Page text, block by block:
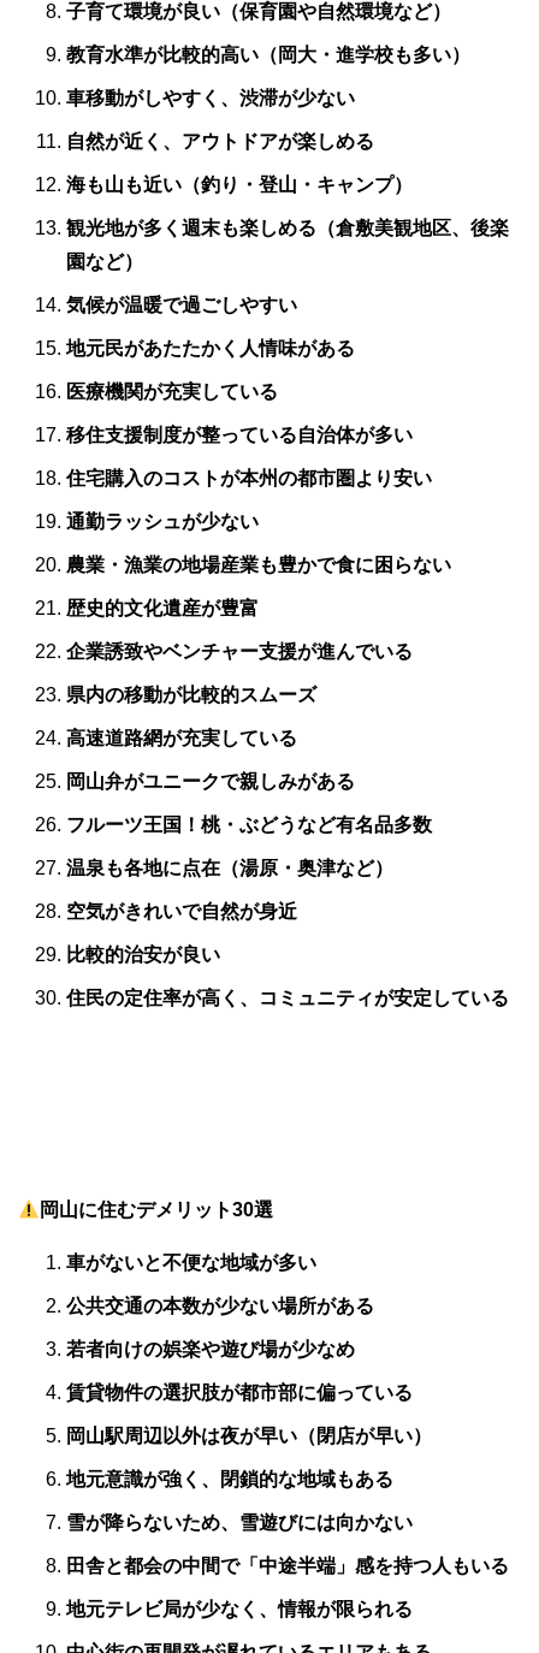
子育て環境が良い（保育園や自然環境など）
教育水準が比較的高い（岡大・進学校も多い）
車移動がしやすく、渋滞が少ない
自然が近く、アウトドアが楽しめる
海も山も近い（釣り・登山・キャンプ）
観光地が多く週末も楽しめる（倉敷美観地区、後楽
園など）
気候が温暖で過ごしやすい
地元民があたたかく人情味がある
医療機関が充実している
移住支援制度が整っている自治体が多い
住宅購入のコストが本州の都市圏より安い
通勤ラッシュが少ない
農業・漁業の地場産業も豊かで食に困らない
歴史的文化遺産が豊富
企業誘致やベンチャー支援が進んでいる
県内の移動が比較的スムーズ
高速道路網が充実している
岡山弁がユニークで親しみがある
フルーツ王国！桃・ぶどうなど有名品多数
温泉も各地に点在（湯原・奥津など）
空気がきれいで自然が身近
比較的治安が良い
住民の定住率が高く、コミュニティが安定している
岡山に住むデメリット30選
車がないと不便な地域が多い
公共交通の本数が少ない場所がある
若者向けの娯楽や遊び場が少なめ
賃貸物件の選択肢が都市部に偏っている
岡山駅周辺以外は夜が早い（閉店が早い）
地元意識が強く、閉鎖的な地域もある
雪が降らないため、雪遊びには向かない
田舎と都会の中間で「中途半端」感を持つ人もいる
地元テレビ局が少なく、情報が限られる